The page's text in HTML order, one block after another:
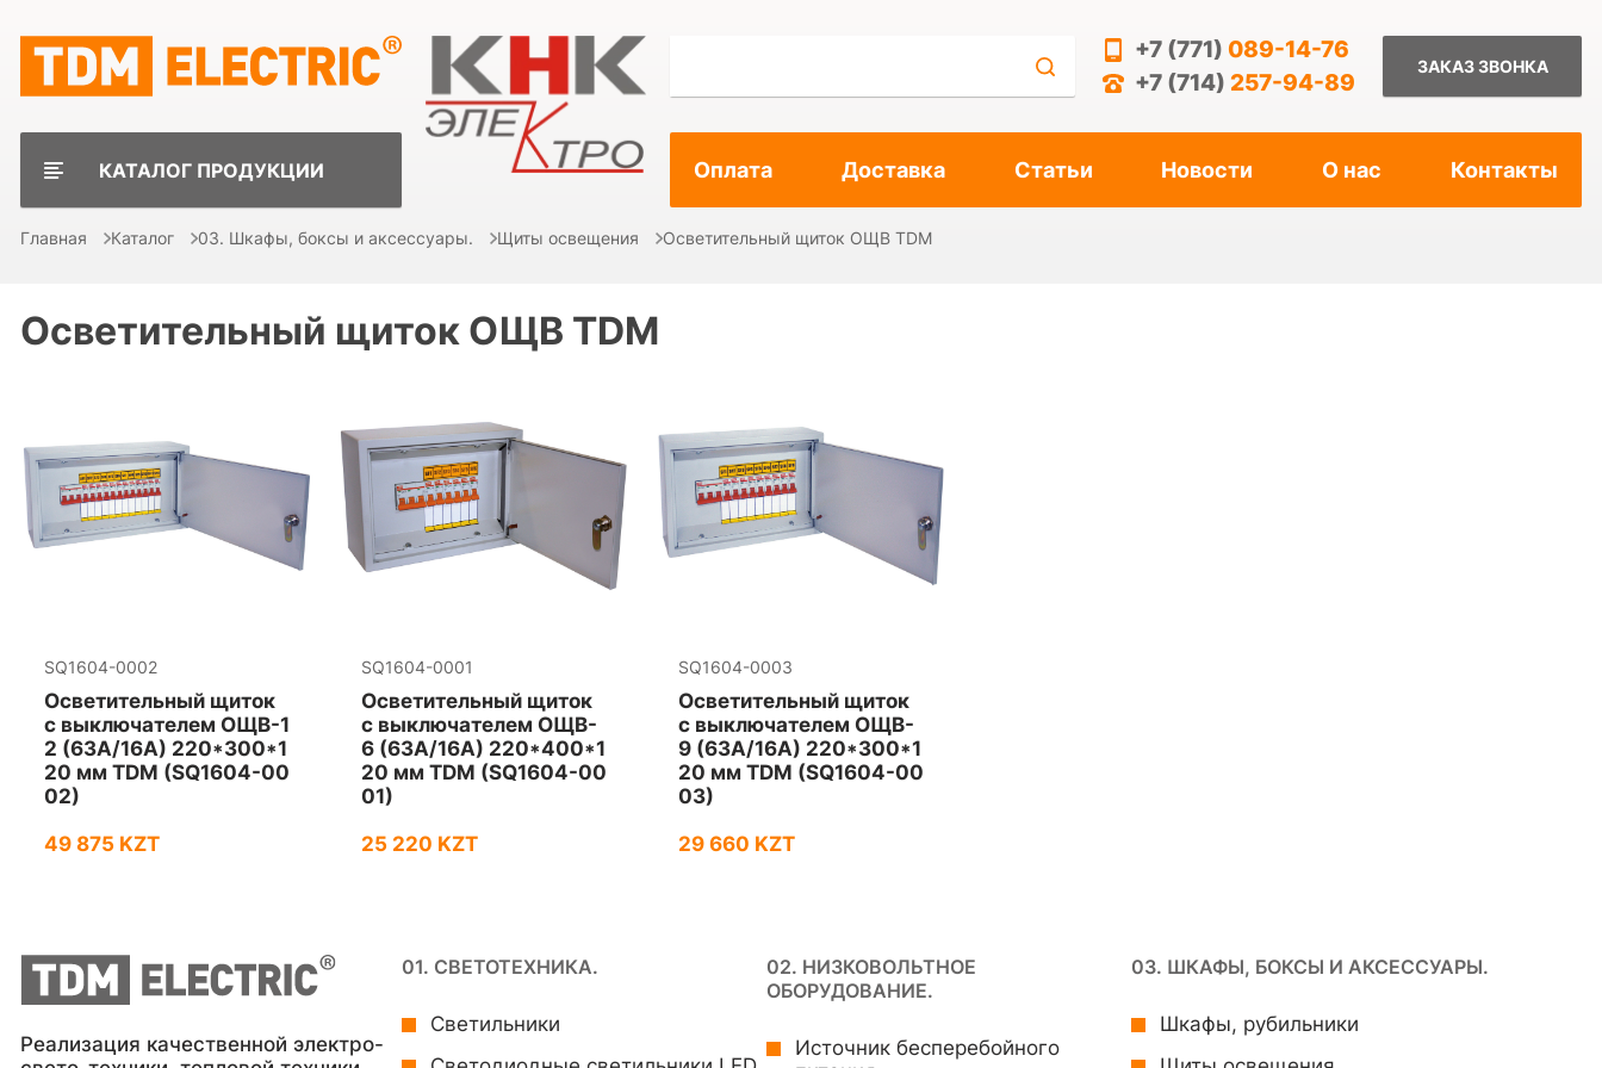
+7 (771) 089-14-76
+7 (714) 257-94-89
ЗАКАЗ ЗВОНКА
КАТАЛОГ ПРОДУКЦИИ Оплата Доставка Статьи Новости О нас Контакты
Главная Каталог 03. Шкафы, боксы и аксессуары. Щиты освещения Осветительный щиток ОЩВ TDM
Осветительный щиток ОЩВ TDM
SQ1604-0002
Осветительный щиток
c выключателем ОЩВ-1
2 (63А/16А) 220*300*1
20 мм TDM (SQ1604-00
02)
49 875 KZT
SQ1604-0001
Осветительный щиток
c выключателем ОЩВ-
6 (63А/16А) 220*400*1
20 мм TDM (SQ1604-00
01)
25 220 KZT
SQ1604-0003
Осветительный щиток
c выключателем ОЩВ-
9 (63А/16А) 220*300*1
20 мм TDM (SQ1604-00
03)
29 660 KZT
Реализация качественной электро-
01. СВЕТОТЕХНИКА.
Светильники
02. НИЗКОВОЛЬТНОЕ
ОБОРУДОВАНИЕ.
Источник бесперебойного
03. ШКАФЫ, БОКСЫ И АКСЕССУАРЫ.
Шкафы, рубильники